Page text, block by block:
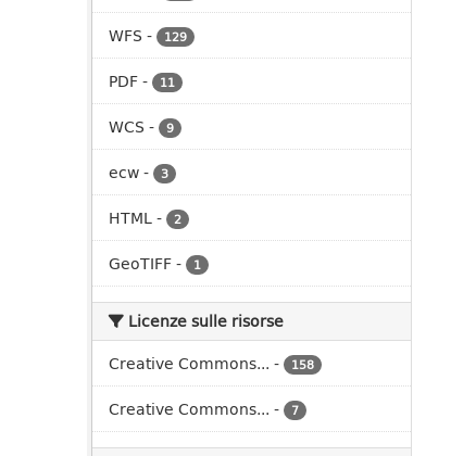
WFS - 129
PDF- 11
WCS - 9
ecw- 3
HTML- 2
GeoTIFF- 1
Licenze sulle risorse
Creative Commons... - 158
Creative Commons... - 7